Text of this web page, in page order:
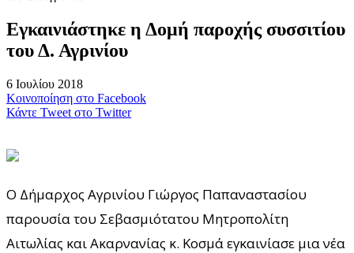
Εγκαινιάστηκε η Δομή παροχής συσσιτίου
του Δ. Αγρινίου
6 Ιουλίου 2018
Κοινοποίηση στο Facebook
Κάντε Tweet στο Twitter
Ο Δήμαρχος Αγρινίου Γιώργος Παπαναστασίου
παρουσία του Σεβασμιότατου Μητροπολίτη
Αιτωλίας και Ακαρνανίας κ. Κοσμά εγκαινίασε μια νέα